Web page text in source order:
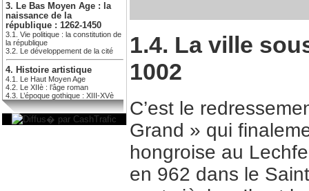
3. Le Bas Moyen Age : la
naissance de la
république : 1262-1450
3.1. Vie politique : la constitution de
la république
3.2. Le développement de la cité
4. Histoire artistique
4.1. Le Haut Moyen Age
4.2. Le XIIè : l’âge roman
4.3. L’époque gothique : XIII-XVè
1.4. La ville
1002
C’est le
Grand » qui
hongroise au
en 962 dans le